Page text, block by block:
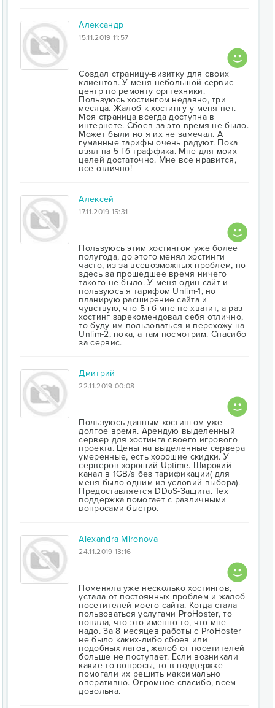
Александр
15.11.2019 11:57
Создал страницу-визитку для своих
клиентов. У меня небольшой сервис-
центр по ремонту оргтехники.
Пользуюсь хостингом недавно, три
месяца. Жалоб к хостингу у меня нет.
Моя страница всегда доступна в
интернете. Сбоев за это время не было.
Может были но я их не замечал. А
гуманные тарифы очень радуют. Пока
взял на 5 Гб траффика. Мне для моих
целей достаточно. Мне все нравится,
все отлично!
Алексей
17.11.2019 15:31
Пользуюсь этим хостингом уже более
полугода, до этого менял хостинги
часто, из-за всевозможных проблем, но
здесь за прошедшее время ничего
такого не было. У меня один сайт и
пользуюсь я тарифом Unlim-1, но
планирую расширение сайта и
чувствую, что 5 гб мне не хватит, а раз
хостинг зарекомендовал себя отлично,
то буду им пользоваться и перехожу на
Unlim-2, пока, а там посмотрим. Спасибо
за сервис.
Дмитрий
22.11.2019 00:08
Пользуюсь данным хостингом уже
долгое время. Арендую выделенный
сервер для хостинга своего игрового
проекта. Цены на выделенные сервера
умеренные, есть хорошие скидки. У
серверов хороший Uptime. Широкий
канал в 1GB/s без тарификации( для
меня было одним из условий выбора).
Предоставляется DDoS-Защита. Тех
поддержка помогает с различными
вопросами быстро.
Alexandra Mironova
24.11.2019 13:16
Поменяла уже несколько хостингов,
устала от постоянных проблем и жалоб
посетителей моего сайта. Когда стала
пользоваться услугами ProHoster, то
поняла, что это именно то, что мне
надо. За 8 месяцев работы с ProHoster
не было каких-либо сбоев или
подобных лагов, жалоб от посетителей
больше не поступает. Если возникали
какие-то вопросы, то в поддержке
помогали их решить максимально
оперативно. Огромное спасибо, всем
довольна.